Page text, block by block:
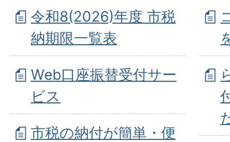
令和8(2026)年度 市税
納期限一覧表
Web口座振替受付サー
ビス
市税の納付が簡単・便